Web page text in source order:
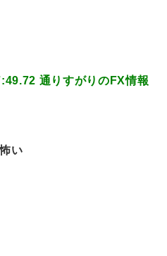
通りすがりのFX情報
い